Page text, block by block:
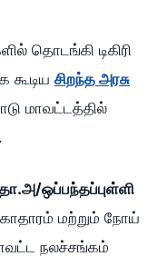
தொடங்கி டிகிரி
சிறந்த அரசு
மாவட்டத்தில்
ஒப்பந்தப்புள்ளி
மற்றும் நோய்
நலச்சங்கம்